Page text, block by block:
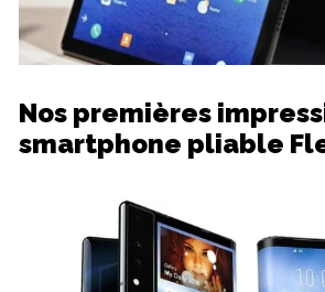
Nos premières
smartphone pliable